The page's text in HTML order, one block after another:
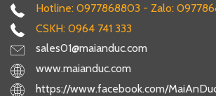
Hotline: 0977868803 - Zalo:
CSKH: 0964 741 333
sales01@maianduc.com
www.maianduc.com
https://www.facebook.com/